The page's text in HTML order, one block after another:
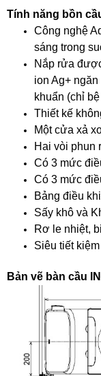
Tính năng bồn
Công nghệ
sáng trong
Nắp rửa
ion Ag+
khuẩn (chỉ
Thiết kế
Một cửa xả
Hai vòi phun
Có 3 mức
Có 3 mức
Bảng điều
Sấy khô và
Rơ le nhiệt,
Siêu tiết
Bản vẽ bàn cầu